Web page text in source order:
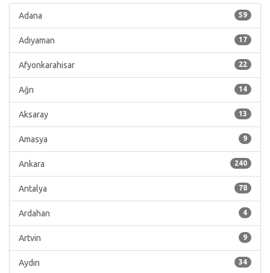
59
Adana
17
Adıyaman
22
Afyonkarahisar
14
Ağrı
13
Aksaray
9
Amasya
240
Ankara
78
Antalya
4
Ardahan
9
Artvin
34
Aydın